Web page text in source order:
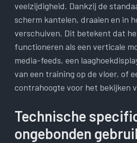
veelzijdigheid. Dankzij de
scherm kantelen, draaien en in
verschuiven. Dit betekent dat
functioneren als een verticale
media-feeds, een
van een training op de vloer, of
contrahoogte voor het bekijken
Technische
ongebonden